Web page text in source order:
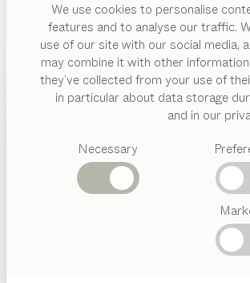
We use cookies to personalise
features and to analyse our traffic.
use of our site with our social media,
may combine it with other
they’ve collected from your use of
in particular about data storage
and in our
Necessary
Tables
Cuisines
Rayonnages
Lits
PRODUITS
QUI SOMMES-NOUS
REVENDEUR